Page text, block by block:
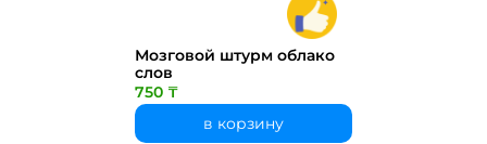
Мозговой штурм облако
слов
750 ₸
в корзину